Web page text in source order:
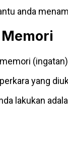
anda
yang
lakukan